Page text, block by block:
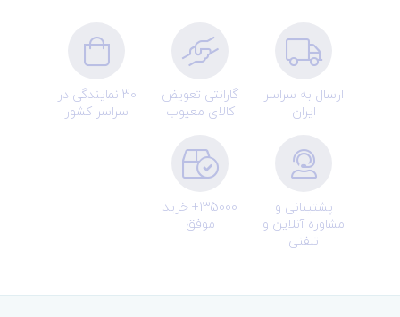
ارسال به سراسر
ایران
گارانتی تعویض
کالای معیوب
30 نمایندگی در
سراسر کشور
پشتیبانی و
مشاوره آنلاین و
تلفنی
135000+ خرید
موفق